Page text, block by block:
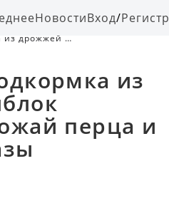
НовостиВход/
из дрожжей и
из
перца и